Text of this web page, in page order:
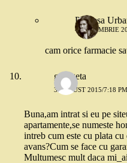
Printesa
4 OCTOMBRIE
cam orice farmacie
georgeta
3 AUGUST 2015/7:18 PM
Buna,am intrat si eu pe
apartamente,se numeste
intreb cum este cu plata
avans?Cum se face cu
Multumesc mult daca